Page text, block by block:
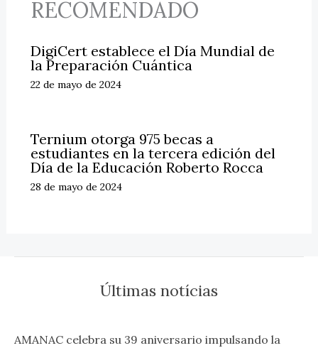
RECOMENDADO
DigiCert establece el Día Mundial de
la Preparación Cuántica
22 de mayo de 2024
Ternium otorga 975 becas a
estudiantes en la tercera edición del
Día de la Educación Roberto Rocca
28 de mayo de 2024
Últimas notícias
AMANAC celebra su 39 aniversario impulsando la